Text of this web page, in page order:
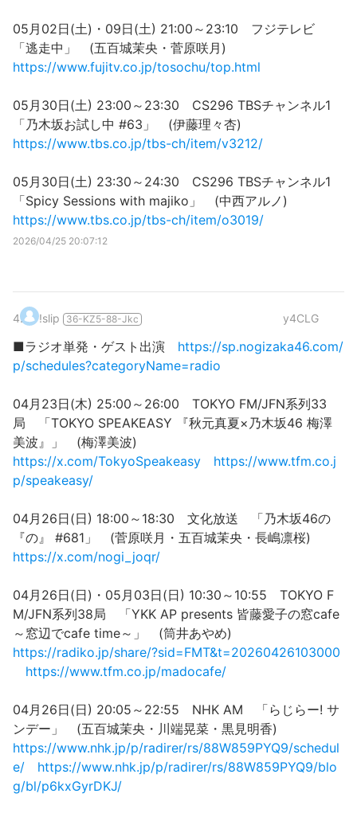
05月02日(土)・09日(土) 21:00～23:10 フジテレビ
「逃走中」 (五百城茉央・菅原咲月)
https://www.fujitv.co.jp/tosochu/top.html
05月30日(土) 23:00～23:30 CS296 TBSチャンネル1
「乃木坂お試し中 #63」 (伊藤理々杏)
https://www.tbs.co.jp/tbs-ch/item/v3212/
05月30日(土) 23:30～24:30 CS296 TBSチャンネル1
「Spicy Sessions with majiko」 (中西アルノ)
https://www.tbs.co.jp/tbs-ch/item/o3019/
2026/04/25 20:07:12
4. !slip 36-KZ5-88-Jkc y4CLG
■ラジオ単発・ゲスト出演 https://sp.nogizaka46.com/
p/schedules?categoryName=radio
04月23日(木) 25:00～26:00 TOKYO FM/JFN系列33
局 「TOKYO SPEAKEASY 『秋元真夏×乃木坂46 梅澤
美波』」 (梅澤美波)
https://x.com/TokyoSpeakeasy
https://www.tfm.co.j
p/speakeasy/
04月26日(日) 18:00～18:30 文化放送 「乃木坂46の
『の』 #681」 (菅原咲月・五百城茉央・長嶋凛桜)
https://x.com/nogi_joqr/
04月26日(日)・05月03日(日) 10:30～10:55 TOKYO F
M/JFN系列38局 「YKK AP presents 皆藤愛子の窓cafe
～窓辺でcafe time～」 (筒井あやめ)
https://radiko.jp/share/?sid=FMT&t=20260426103000
https://www.tfm.co.jp/madocafe/
04月26日(日) 20:05～22:55 NHK AM 「らじらー! サ
ンデー」 (五百城茉央・川端晃菜・黒見明香)
https://www.nhk.jp/p/radirer/rs/88W859PYQ9/schedul
e/
https://www.nhk.jp/p/radirer/rs/88W859PYQ9/blo
g/bl/p6kxGyrDKJ/